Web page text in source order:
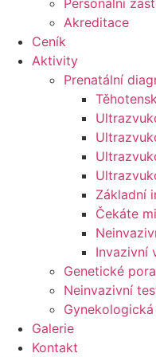
Personální
Akreditace
Ceník
Aktivity
Prenatální
Základní
Čekáte
Invazivní
Genetické
Neinvazivní
Galerie
Kontakt